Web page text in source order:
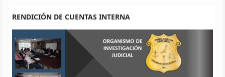
RENDICIÓN DE CUENTAS INTERNA